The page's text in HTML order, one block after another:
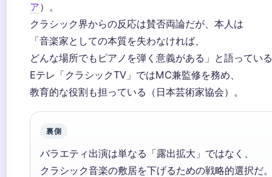
ア）。
クラシック界からの反応は賛否両論だが、本人は
「音楽家としての本質を失わなければ、
どんな場所でもピアノを弾く意義がある」と語ってい
Eテレ「クラシックTV」ではMC兼監修を務め、
教育的な役割も担っている（日本芸術家協会）。
裏側
バラエティ出演は単なる「露出拡大」ではなく、
クラシック音楽の敷居を下げるための戦略的選択だ